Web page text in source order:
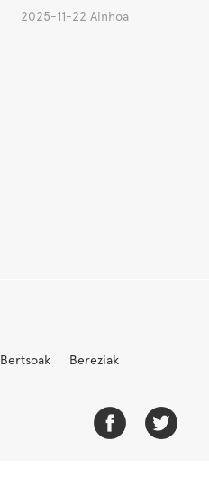
2025-11-22 Ainhoa
Bertsoak
Bereziak